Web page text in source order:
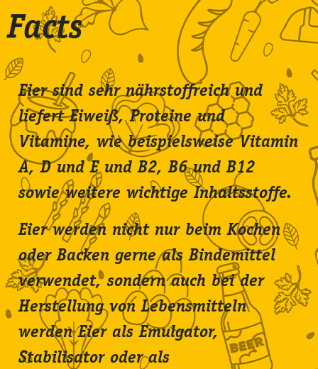
Facts
Eier sind sehr nährstoffreich und
liefert Eiweiß, Proteine und
Vitamine, wie beispielsweise Vitamin
A, D und E und B2, B6 und B12
sowie weitere wichtige Inhaltsstoffe.
Eier werden nicht nur beim Kochen
oder Backen gerne als Bindemittel
verwendet, sondern auch bei der
Herstellung von Lebensmitteln
werden Eier als Emulgator,
Stabilisator oder als